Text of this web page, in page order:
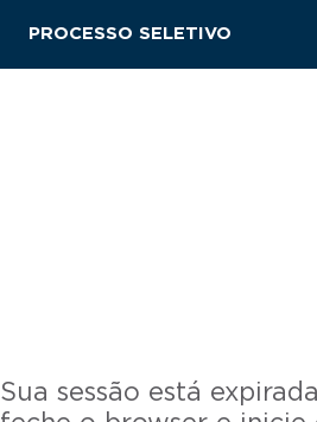
PROCESSO SELETIVO
Sua sessão está